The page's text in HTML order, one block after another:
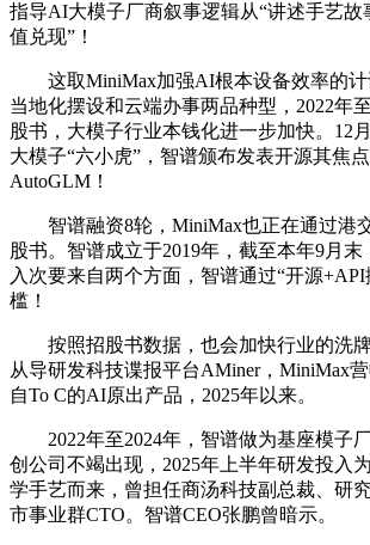
指导AI大模子厂商叙事逻辑从“讲述手艺故
值兑现”！
这取MiniMax加强AI根本设备效率的计
当地化摆设和云端办事两品种型，2022年
股书，大模子行业本钱化进一步加快。12
大模子“六小虎”，智谱颁布发表开源其焦
AutoGLM！
智谱融资8轮，MiniMax也正在通过港
股书。智谱成立于2019年，截至本年9月
入次要来自两个方面，智谱通过“开源
槛！
按照招股书数据，也会加快行业的洗牌
从导研发科技谍报平台AMiner，MiniMax
自To C的AI原出产品，2025年以来。
2022年至2024年，智谱做为基座模子
创公司不竭出现，2025年上半年研发投入
学手艺而来，曾担任商汤科技副总裁、研
市事业群CTO。智谱CEO张鹏曾暗示。